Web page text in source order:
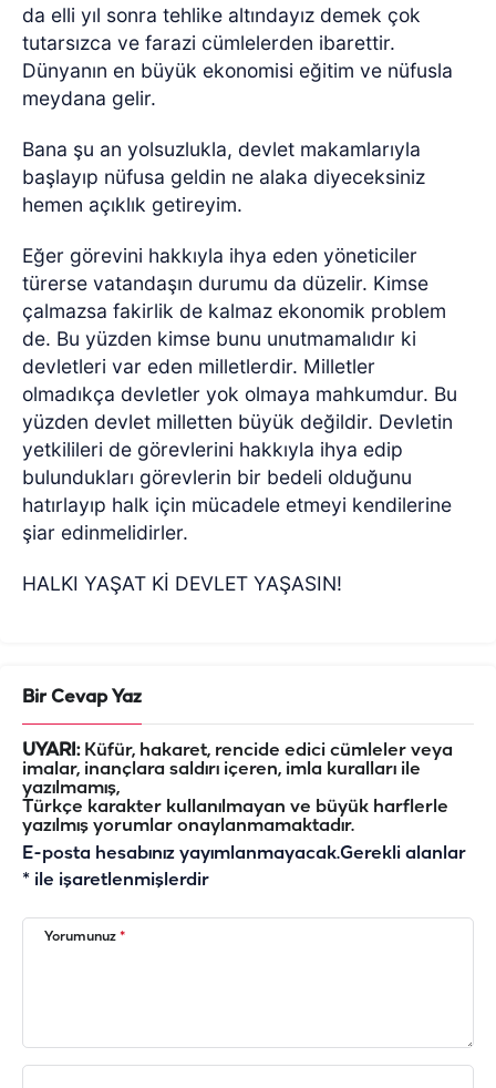
da elli yıl sonra tehlike altındayız demek çok
tutarsızca ve farazi cümlelerden ibarettir.
Dünyanın en büyük ekonomisi eğitim ve nüfusla
meydana gelir.
Bana şu an yolsuzlukla, devlet makamlarıyla
başlayıp nüfusa geldin ne alaka diyeceksiniz
hemen açıklık getireyim.
Eğer görevini hakkıyla ihya eden yöneticiler
türerse vatandaşın durumu da düzelir. Kimse
çalmazsa fakirlik de kalmaz ekonomik problem
de. Bu yüzden kimse bunu unutmamalıdır ki
devletleri var eden milletlerdir. Milletler
olmadıkça devletler yok olmaya mahkumdur. Bu
yüzden devlet milletten büyük değildir. Devletin
yetkilileri de görevlerini hakkıyla ihya edip
bulundukları görevlerin bir bedeli olduğunu
hatırlayıp halk için mücadele etmeyi kendilerine
şiar edinmelidirler.
HALKI YAŞAT Kİ DEVLET YAŞASIN!
Bir Cevap Yaz
UYARI:Küfür, hakaret, rencide edici cümleler veya
imalar, inançlara saldırı içeren, imla kuralları ile
yazılmamış,
Türkçe karakter kullanılmayan ve büyük harflerle
yazılmış yorumlar onaylanmamaktadır.
E-posta hesabınız yayımlanmayacak.Gerekli alanlar
* ile işaretlenmişlerdir
Yorumunuz *